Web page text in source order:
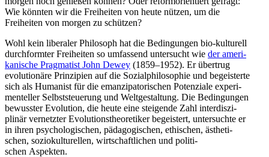
Wie könnten wir die Freiheiten von heute nützen, um die
Freiheiten von morgen zu schützen?
Wohl kein liberaler Philosoph hat die Bedin­gungen bio-kulturell
durch­formter Freiheiten so umfassend unter­sucht wie der ameri­
ka­nische Pragmatist John Dewey (1859–1952). Er übertrug
evolu­tionäre Prinzipien auf die Sozial­phi­lo­sophie und begeis­terte
sich als Humanist für die emanzi­pa­to­ri­schen Poten­ziale experi­
men­teller Selbst­steuerung und Weltge­staltung. Die Bedin­gungen
bewusster Evolution, die heute eine steigende Zahl inter­dis­zi­
plinär vernetzter Evolu­ti­ons­theo­re­tiker begeistert, unter­suchte er
in ihren psycho­lo­gi­schen, pädago­gi­schen, ethischen, ästhe­ti­
schen, sozio­kul­tu­rellen, wirtschaft­lichen und politi­
schen Aspekten.